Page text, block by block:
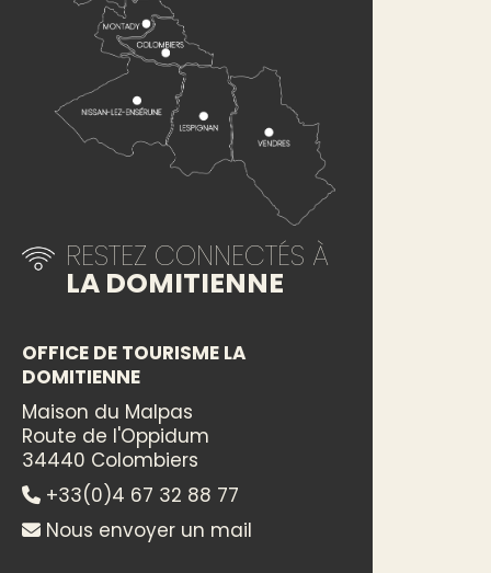
RESTEZ CONNECTÉS À
LA DOMITIENNE
OFFICE DE TOURISME LA
DOMITIENNE
Maison du Malpas
Route de l'Oppidum
34440 Colombiers
+33(0)4 67 32 88 77
Nous envoyer un mail